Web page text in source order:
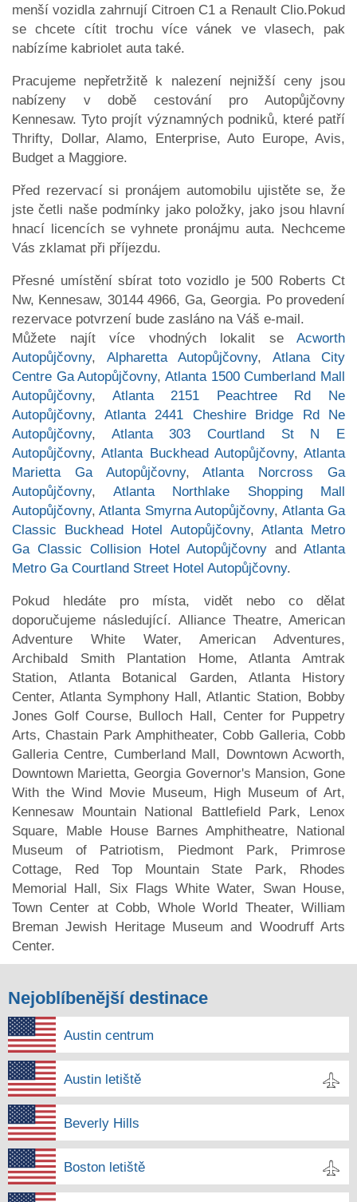
menší vozidla zahrnují Citroen C1 a Renault Clio.Pokud
se chcete cítit trochu více vánek ve vlasech, pak
nabízíme kabriolet auta také.
Pracujeme nepřetržitě k nalezení nejnižší ceny jsou
nabízeny v době cestování pro Autopůjčovny
Kennesaw. Tyto projít významných podniků, které patří
Thrifty, Dollar, Alamo, Enterprise, Auto Europe, Avis,
Budget a Maggiore.
Před rezervací si pronájem automobilu ujistěte se, že
jste četli naše podmínky jako položky, jako jsou hlavní
hnací licencích se vyhnete pronájmu auta. Nechceme
Vás zklamat při příjezdu.
Přesné umístění sbírat toto vozidlo je 500 Roberts Ct
Nw, Kennesaw, 30144 4966, Ga, Georgia. Po provedení
rezervace potvrzení bude zasláno na Váš e-mail.
Můžete najít více vhodných lokalit se Acworth
Autopůjčovny, Alpharetta Autopůjčovny, Atlana City
Centre Ga Autopůjčovny,Atlanta 1500 Cumberland Mall
Autopůjčovny, Atlanta 2151 Peachtree Rd Ne
Autopůjčovny, Atlanta 2441 Cheshire Bridge Rd Ne
Autopůjčovny, Atlanta 303 Courtland St N E
Autopůjčovny,Atlanta Buckhead Autopůjčovny, Atlanta
Marietta Ga Autopůjčovny,Atlanta Norcross Ga
Autopůjčovny, Atlanta Northlake Shopping Mall
Autopůjčovny,Atlanta Smyrna Autopůjčovny, Atlanta Ga
Classic Buckhead Hotel Autopůjčovny, Atlanta Metro
Ga Classic Collision Hotel Autopůjčovny andAtlanta
Metro Ga Courtland Street Hotel Autopůjčovny.
Pokud hledáte pro místa, vidět nebo co dělat
doporučujeme následující. Alliance Theatre, American
Adventure White Water, American Adventures,
Archibald Smith Plantation Home, Atlanta Amtrak
Station, Atlanta Botanical Garden, Atlanta History
Center, Atlanta Symphony Hall, Atlantic Station, Bobby
Jones Golf Course, Bulloch Hall, Center for Puppetry
Arts, Chastain Park Amphitheater, Cobb Galleria, Cobb
Galleria Centre, Cumberland Mall, Downtown Acworth,
Downtown Marietta, Georgia Governor's Mansion, Gone
With the Wind Movie Museum, High Museum of Art,
Kennesaw Mountain National Battlefield Park, Lenox
Square, Mable House Barnes Amphitheatre, National
Museum of Patriotism, Piedmont Park, Primrose
Cottage, Red Top Mountain State Park, Rhodes
Memorial Hall, Six Flags White Water, Swan House,
Town Center at Cobb, Whole World Theater, William
Breman Jewish Heritage Museum and Woodruff Arts
Center.
Nejoblíbenější destinace
Austin centrum
Austin letiště
Beverly Hills
Boston letiště